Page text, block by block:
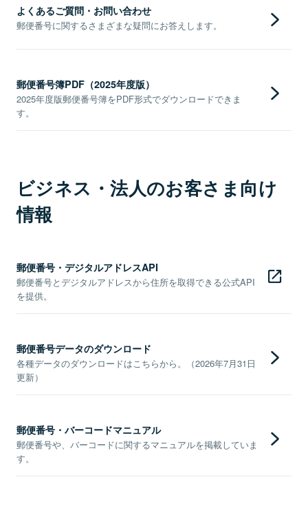
よくあるご質問・お問い合わせ
郵便番号に関するさまざまな疑問にお答えします。
郵便番号簿PDF（2025年度版）
2025年度版郵便番号簿をPDF形式でダウンロードできま
す。
ビジネス・法人のお客さま向け
情報
郵便番号・デジタルアドレスAPI
郵便番号とデジタルアドレスから住所を取得できる公式API
を提供。
郵便番号データのダウンロード
各種データのダウンロードはこちらから。（2026年7月31日
更新）
郵便番号・バーコードマニュアル
郵便番号や、バーコードに関するマニュアルを掲載していま
す。